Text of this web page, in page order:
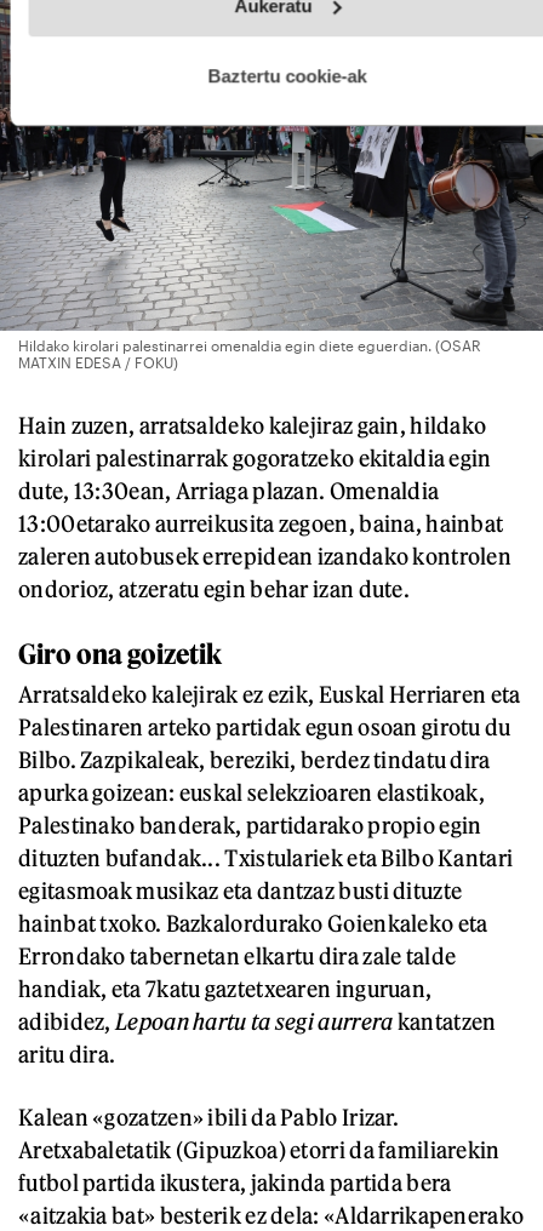
fitxategiak erabiltzen ditu. Zure esperientzia eta zerbitzuak
esplizitua ematen diguzu.Gehiago irakurri
Aukeratu
Baztertu cookie-ak
Hildako kirolari palestinarrei omenaldia egin diete eguerdian. (OSAR
MATXIN EDESA / FOKU)
Hain zuzen, arratsaldeko kalejiraz gain, hildako
kirolari palestinarrak gogoratzeko ekitaldia egin
dute, 13:30ean, Arriaga plazan. Omenaldia
13:00etarako aurreikusita zegoen, baina, hainbat
zaleren autobusek errepidean izandako kontrolen
ondorioz, atzeratu egin behar izan dute.
Giro ona goizetik
Arratsaldeko kalejirak ez ezik, Euskal Herriaren eta
Palestinaren arteko partidak egun osoan girotu du
Bilbo. Zazpikaleak, bereziki, berdez tindatu dira
apurka goizean: euskal selekzioaren elastikoak,
Palestinako banderak, partidarako propio egin
dituzten bufandak... Txistulariek eta Bilbo Kantari
egitasmoak musikaz eta dantzaz busti dituzte
hainbat txoko. Bazkalordurako Goienkaleko eta
Errondako tabernetan elkartu dira zale talde
handiak, eta 7katu gaztetxearen inguruan,
adibidez,Lepoan hartu ta segi aurrerakantatzen
aritu dira.
Kalean «gozatzen» ibili da Pablo Irizar.
Aretxabaletatik (Gipuzkoa) etorri da familiarekin
futbol partida ikustera, jakinda partida bera
«aitzakia bat» besterik ez dela: «Aldarrikapenerako